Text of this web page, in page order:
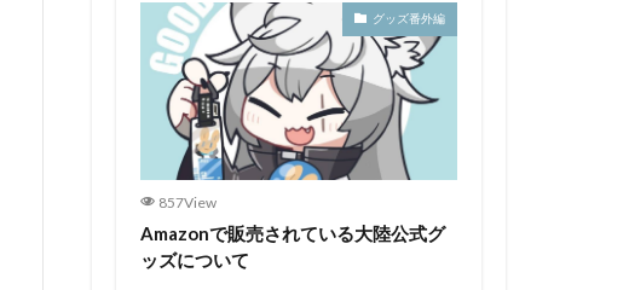
グッズ番外編
857View
Amazonで販売されている大陸公式グ
ッズについて